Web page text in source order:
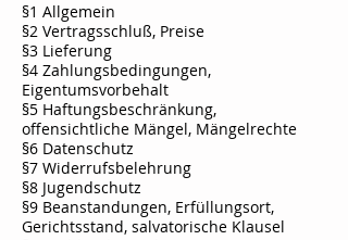
§1 Allgemein
§2 Vertragsschluß, Preise
§3 Lieferung
§4 Zahlungsbedingungen,
Eigentumsvorbehalt
§5 Haftungsbeschränkung,
offensichtliche Mängel, Mängelrechte
§6 Datenschutz
§7 Widerrufsbelehrung
§8 Jugendschutz
§9 Beanstandungen, Erfüllungsort,
Gerichtsstand, salvatorische Klausel